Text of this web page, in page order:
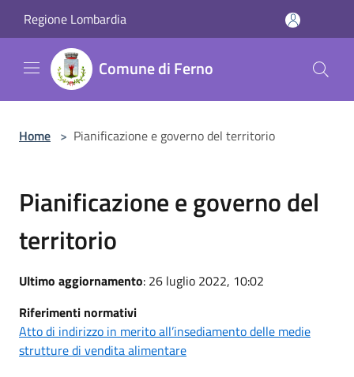
Regione Lombardia
Comune di Ferno
Home > Pianificazione e governo del territorio
Pianificazione e governo del
territorio
Ultimo aggiornamento: 26 luglio 2022, 10:02
Riferimenti normativi
Atto di indirizzo in merito all’insediamento delle medie
strutture di vendita alimentare